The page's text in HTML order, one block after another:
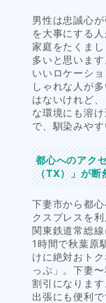
男性は忠誠心
を大事にする
家庭をたくま
多いと思いま
いいロケーシ
しゃれな人が
はないけれど
な環境にも溶
で、馴染みやす
都心へのアク
（TX）」が断
下妻市から都
クスプレスを
関東鉄道常総
1時間で秋葉原
けに絶対おト
っぷ」。下妻
割引になりま
出張にも便利で